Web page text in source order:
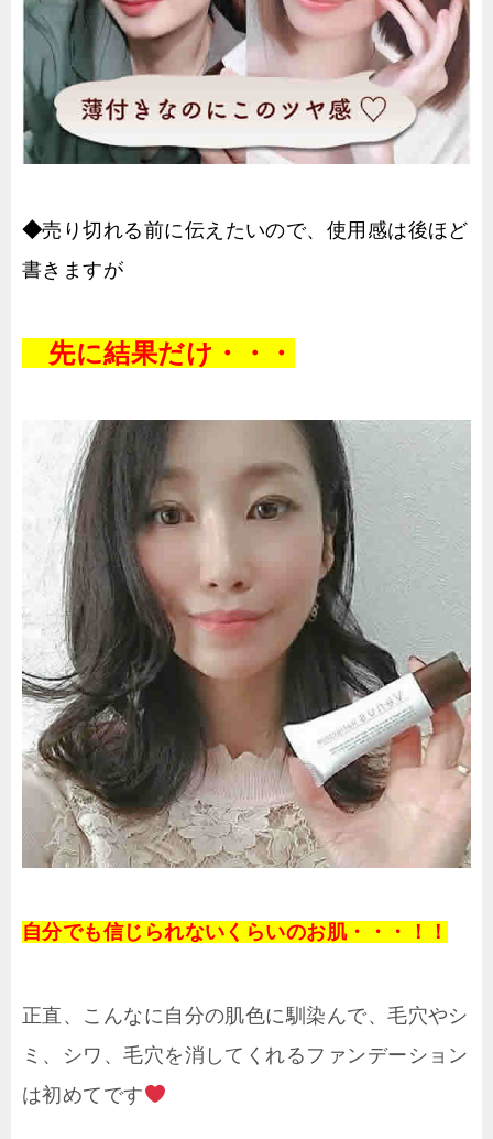
◆売り切れる前に伝えたいので、使用感は後ほど
書きますが
先に結果だけ・・・
自分でも信じられないくらいのお肌・・・！！
正直、こんなに自分の肌色に馴染んで、毛穴やシ
ミ、シワ、毛穴を消してくれるファンデーション
は初めてです